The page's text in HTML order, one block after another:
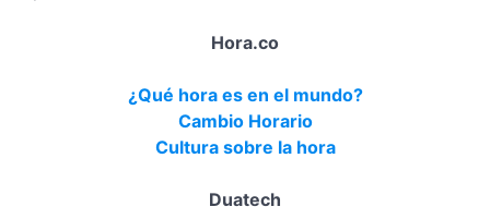
Hora.co
¿Qué hora es en el mundo?
Cambio Horario
Cultura sobre la hora
Duatech